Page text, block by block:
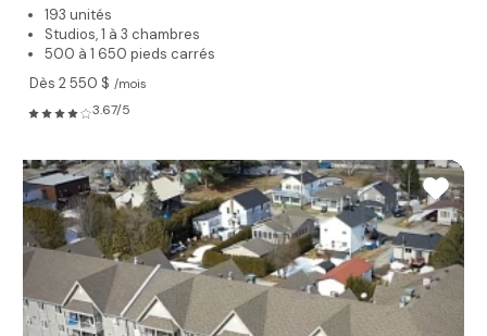
193 unités
Studios, 1 à 3 chambres
500 à 1 650 pieds carrés
Dès 2 550 $ /mois
3.67/5